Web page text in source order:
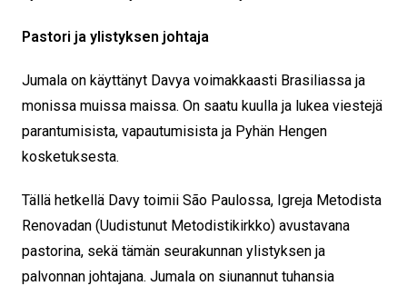
Pastori ja ylistyksen johtaja
Jumala on käyttänyt Davya voimakkaasti Brasiliassa ja
monissa muissa maissa. On saatu kuulla ja lukea viestejä
parantumisista, vapautumisista ja Pyhän Hengen
kosketuksesta.
Tällä hetkellä Davy toimii São Paulossa, Igreja Metodista
Renovadan (Uudistunut Metodistikirkko) avustavana
pastorina, sekä tämän seurakunnan ylistyksen ja
palvonnan johtajana. Jumala on siunannut tuhansia